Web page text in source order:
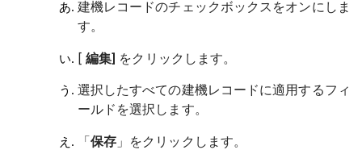
建機レコードのチェックボックスをオンにしま
す。
[ 編集] をクリックします。
選択したすべての建機レコードに適用するフィ
ールドを選択します。
「保存 」をクリックします。